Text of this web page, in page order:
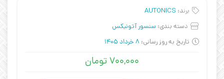
برند: AUTONICS
دسته بندی: سنسور آتونیکس
تاریخ به روز رسانی: 8 خرداد 1405
۷۰۰,۰۰۰تومان